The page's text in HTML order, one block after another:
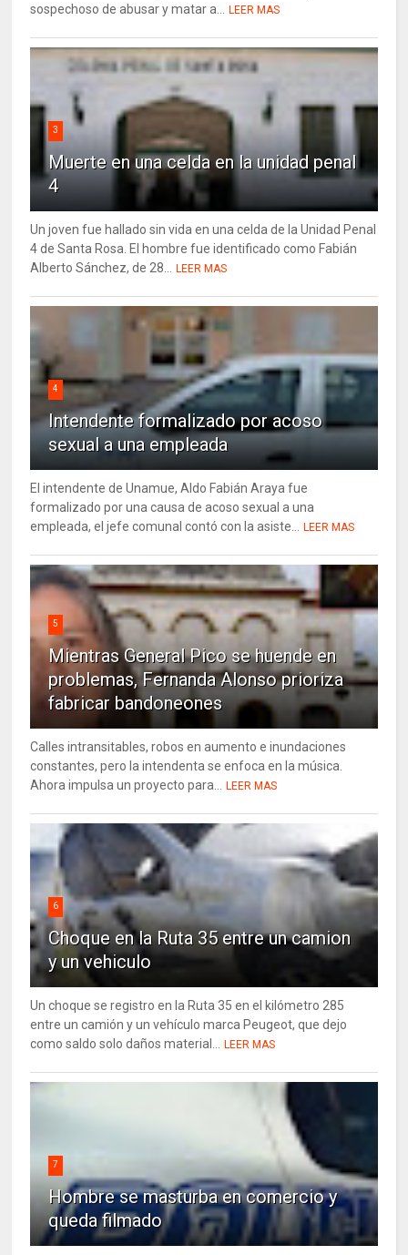
sospechoso de abusar y matar a...
LEER MAS
3
Muerte en una celda en la unidad penal
4
Un joven fue hallado sin vida en una celda de la Unidad Penal
4 de Santa Rosa. El hombre fue identificado como Fabián
Alberto Sánchez, de 28...
LEER MAS
4
Intendente formalizado por acoso
sexual a una empleada
El intendente de Unamue, Aldo Fabián Araya fue
formalizado por una causa de acoso sexual a una
empleada, el jefe comunal contó con la asiste...
LEER MAS
5
Mientras General Pico se huende en
problemas, Fernanda Alonso prioriza
fabricar bandoneones
Calles intransitables, robos en aumento e inundaciones
constantes, pero la intendenta se enfoca en la música.
Ahora impulsa un proyecto para...
LEER MAS
6
Choque en la Ruta 35 entre un camion
y un vehiculo
Un choque se registro en la Ruta 35 en el kilómetro 285
entre un camión y un vehículo marca Peugeot, que dejo
como saldo solo daños material...
LEER MAS
7
Hombre se masturba en comercio y
queda filmado